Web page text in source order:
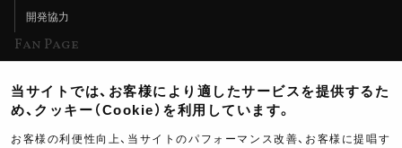
開発協力
Fan Page
ヨシムラTV
イベント情報
当サイトでは、お客様により適したサービスを提供するた
め、クッキー（Cookie）を利用しています。
お客様の利便性向上、当サイトのパフォーマンス改善、お客様に提唱す